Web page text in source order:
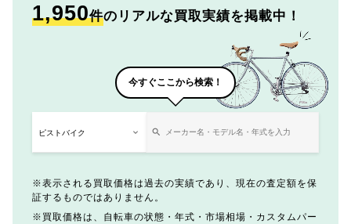
1,950件のリアルな買取実績を掲載中！
今すぐここから検索！
表示される買取価格は過去の実績であり、現在の査定額を保
証するものではありません。
買取価格は、自転車の状態・年式・市場相場・カスタムパー